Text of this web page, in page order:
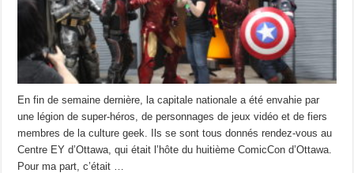
En fin de semaine dernière, la capitale nationale a été envahie par
une légion de super-héros, de personnages de jeux vidéo et de fiers
membres de la culture geek. Ils se sont tous donnés rendez-vous au
Centre EY d’Ottawa, qui était l’hôte du huitième ComicCon d’Ottawa.
Pour ma part, c’était …